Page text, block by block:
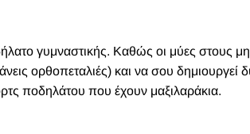
γυμναστικής. Καθώς οι μύες στους
ορθοπεταλιές) και να σου δημιουργεί
ποδηλάτου που έχουν μαξιλαράκια.